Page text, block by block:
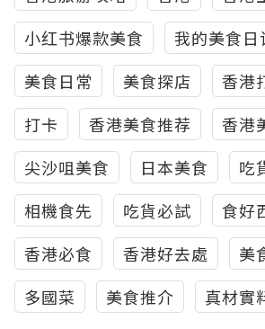
小红书爆款美食
我的美食日
美食日常
美食探店 香港
打卡
香港美食推荐
香港
尖沙咀美食
日本美食
吃
相機食先
吃貨必試
食好
香港必食
香港好去處
美
多國菜
美食推介 真材實